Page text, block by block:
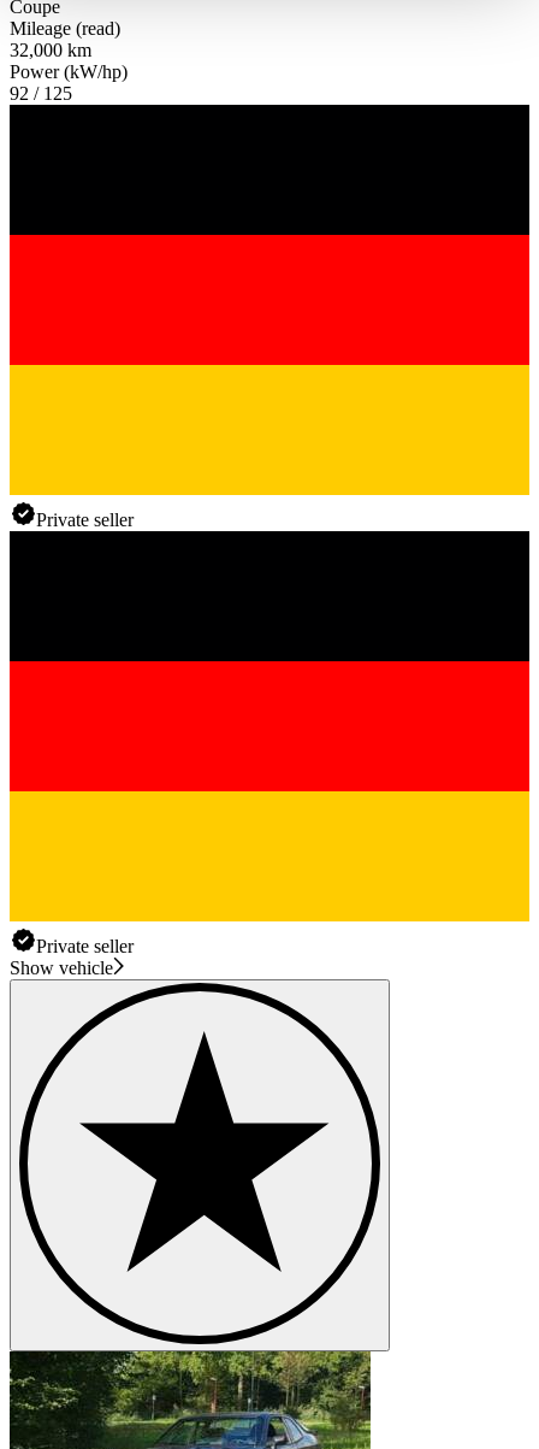
haben oder die sie im Rahmen Ihrer Nutzung der Dienste
gesammelt haben.
Coupe
Mileage (read)
32,000 km
Power (kW/hp)
92 / 125
Private seller
Private seller
Show vehicle